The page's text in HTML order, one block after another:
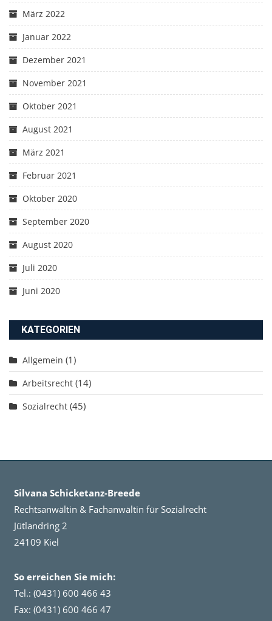
März 2022
Januar 2022
Dezember 2021
November 2021
Oktober 2021
August 2021
März 2021
Februar 2021
Oktober 2020
September 2020
August 2020
Juli 2020
Juni 2020
KATEGORIEN
Allgemein (1)
Arbeitsrecht (14)
Sozialrecht (45)
Silvana Schicketanz-Breede
Rechtsanwältin & Fachanwältin für Sozialrecht
Jütlandring 2
24109 Kiel
So erreichen Sie mich:
Tel.: (0431) 600 466 43
Fax: (0431) 600 466 47